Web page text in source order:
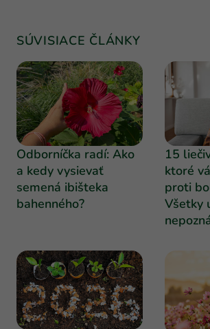
SÚVISIACE ČLÁNKY
Odborníčka radí: Ako
a kedy vysievať
semená ibišteka
bahenného?
15
ktoré
proti
Všetky